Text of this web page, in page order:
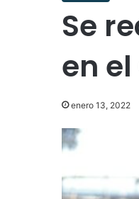
Se
en
enero 13, 2022